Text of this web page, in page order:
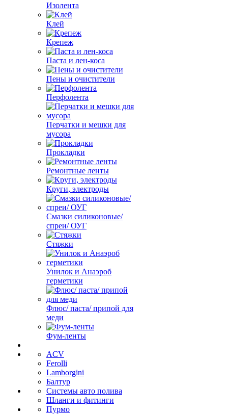
Изолента
Клей
Крепеж
Паста и лен-коса
Пены и очистители
Перфолента
Перчатки и мешки для
мусора
Прокладки
Ремонтные ленты
Круги, электроды
Смазки силиконовые/
спреи/ ОУГ
Стяжки
Унилок и Анаэроб
герметики
Флюс/ паста/ припой для
меди
Фум-ленты
ACV
Ferolli
Lamborgini
Балтур
Системы авто полива
Шланги и фитинги
Пурмо